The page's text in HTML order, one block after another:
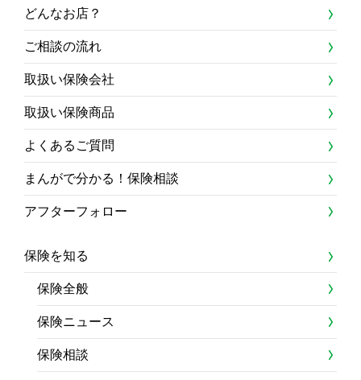
どんなお店？
ご相談の流れ
取扱い保険会社
取扱い保険商品
よくあるご質問
まんがで分かる！保険相談
アフターフォロー
保険を知る
保険全般
保険ニュース
保険相談